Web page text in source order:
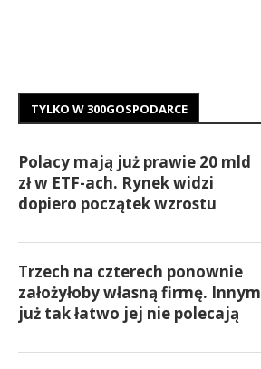
TYLKO W 300GOSPODARCE
Polacy mają już prawie 20 mld
zł w ETF-ach. Rynek widzi
dopiero początek wzrostu
Trzech na czterech ponownie
założyłoby własną firmę. Innym
już tak łatwo jej nie polecają